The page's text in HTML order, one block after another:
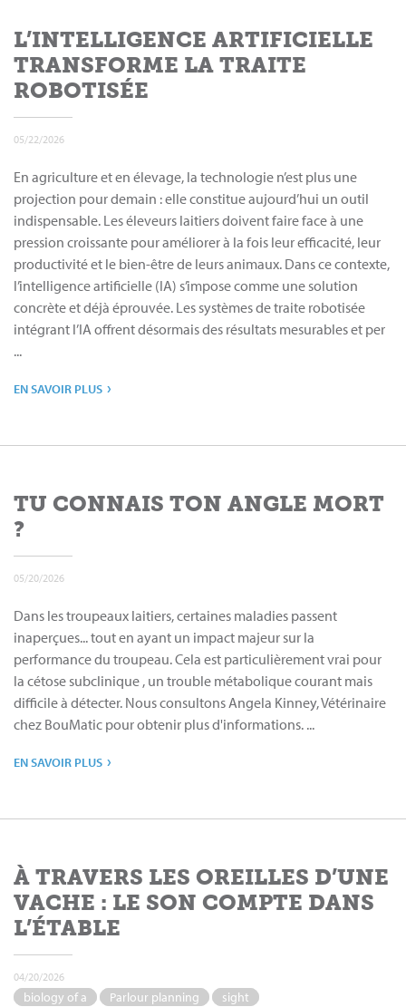
L’INTELLIGENCE ARTIFICIELLE
TRANSFORME LA TRAITE
ROBOTISÉE
05/22/2026
En agriculture et en élevage, la technologie n’est plus une
projection pour demain : elle constitue aujourd’hui un outil
indispensable. Les éleveurs laitiers doivent faire face à une
pression croissante pour améliorer à la fois leur efficacité, leur
productivité et le bien-être de leurs animaux. Dans ce contexte,
l’intelligence artificielle (IA) s’impose comme une solution
concrète et déjà éprouvée. Les systèmes de traite robotisée
intégrant l’IA offrent désormais des résultats mesurables et per
...
EN SAVOIR PLUS ›
TU CONNAIS TON ANGLE MORT
?
05/20/2026
Dans les troupeaux laitiers, certaines maladies passent
inaperçues... tout en ayant un impact majeur sur la
performance du troupeau. Cela est particulièrement vrai pour
la cétose subclinique , un trouble métabolique courant mais
difficile à détecter. Nous consultons Angela Kinney, Vétérinaire
chez BouMatic pour obtenir plus d'informations. ...
EN SAVOIR PLUS ›
À TRAVERS LES OREILLES D’UNE
VACHE : LE SON COMPTE DANS
L’ÉTABLE
04/20/2026
biology of a Parlour planning sight